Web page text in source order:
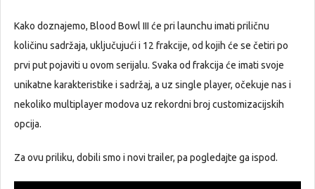
Kako doznajemo, Blood Bowl III će pri launchu imati priličnu
količinu sadržaja, uključujući i 12 frakcije, od kojih će se četiri po
prvi put pojaviti u ovom serijalu. Svaka od frakcija će imati svoje
unikatne karakteristike i sadržaj, a uz single player, očekuje nas i
nekoliko multiplayer modova uz rekordni broj customizacijskih
opcija.
Za ovu priliku, dobili smo i novi trailer, pa pogledajte ga ispod.